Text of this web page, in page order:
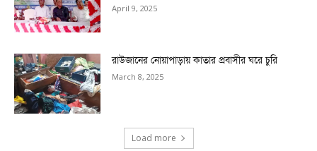
April 9, 2025
রাউজানের নোয়াপাড়ায় কাতার প্রবাসীর ঘরে চুরি
March 8, 2025
Load more